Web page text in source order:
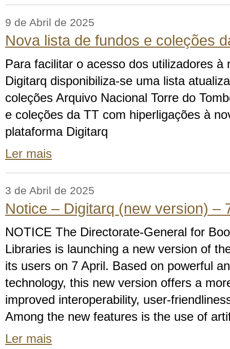
9 de Abril de 2025
Nova lista de fundos e coleções
Para facilitar o acesso dos utilizadores à
Digitarq disponibiliza-se uma lista
coleções Arquivo Nacional Torre do
e coleções da TT com hiperligações à
plataforma Digitarq
Ler mais
3 de Abril de 2025
Notice – Digitarq (new version) –
NOTICE The Directorate-General for
Libraries is launching a new version of
its users on 7 April. Based on powerful
technology, this new version offers a
improved interoperability, user-
Among the new features is the use of
Ler mais